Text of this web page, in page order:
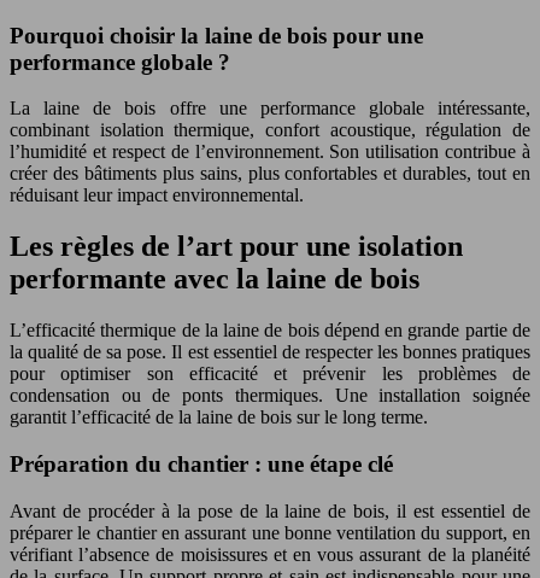
Pourquoi choisir la laine de bois pour une
performance globale ?
La laine de bois offre une performance globale intéressante,
combinant isolation thermique, confort acoustique, régulation de
l’humidité et respect de l’environnement. Son utilisation contribue à
créer des bâtiments plus sains, plus confortables et durables, tout en
réduisant leur impact environnemental.
Les règles de l’art pour une isolation
performante avec la laine de bois
L’efficacité thermique de la laine de bois dépend en grande partie de
la qualité de sa pose. Il est essentiel de respecter les bonnes pratiques
pour optimiser son efficacité et prévenir les problèmes de
condensation ou de ponts thermiques. Une installation soignée
garantit l’efficacité de la laine de bois sur le long terme.
Préparation du chantier : une étape clé
Avant de procéder à la pose de la laine de bois, il est essentiel de
préparer le chantier en assurant une bonne ventilation du support, en
vérifiant l’absence de moisissures et en vous assurant de la planéité